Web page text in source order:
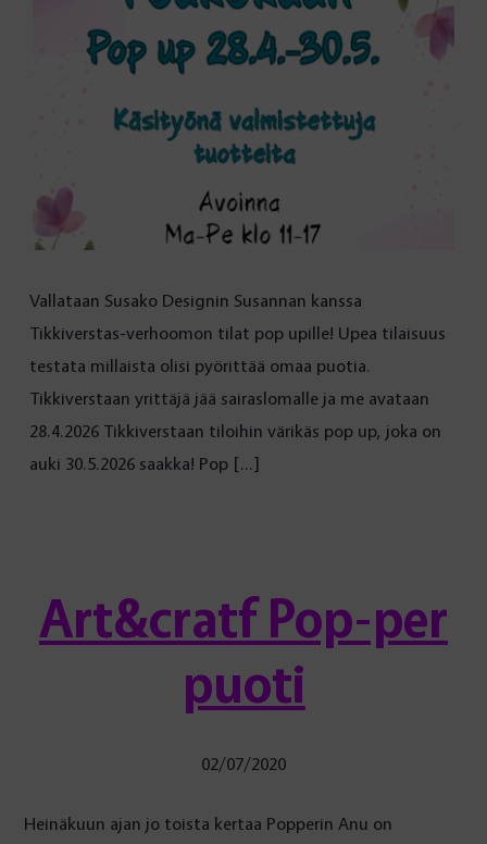
Vallataan Susako Designin Susannan kanssa
Tikkiverstas-verhoomon tilat pop upille! Upea tilaisuus
testata millaista olisi pyörittää omaa puotia.
Tikkiverstaan yrittäjä jää sairaslomalle ja me avataan
28.4.2026 Tikkiverstaan tiloihin värikäs pop up, joka on
auki 30.5.2026 saakka! Pop […]
Art&cratf Pop-per
puoti
02/07/2020
Heinäkuun ajan jo toista kertaa Popperin Anu on